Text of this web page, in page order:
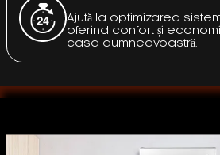
Ajută la optimizarea
oferind confort și
casa dumneavoastră.